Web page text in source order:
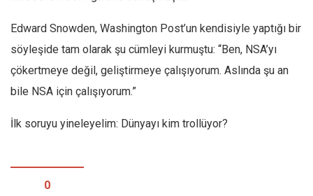
Edward Snowden, Washington Post’un kendisiyle yaptığı bir
söyleşide tam olarak şu cümleyi kurmuştu: “Ben, NSA’yı
çökertmeye değil, geliştirmeye çalışıyorum. Aslında şu an
bile NSA için çalışıyorum.”
İlk soruyu yineleyelim: Dünyayı kim trollüyor?
0